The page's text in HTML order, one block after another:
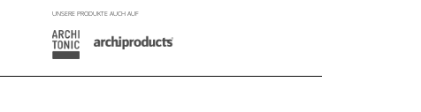
UNSERE PRODUKTE AUCH AUF